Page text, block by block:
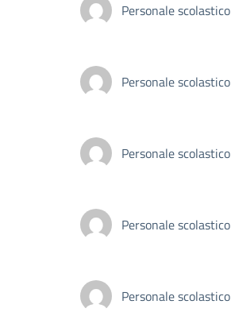
Personale scolastico
Personale scolastico
Personale scolastico
Personale scolastico
Personale scolastico